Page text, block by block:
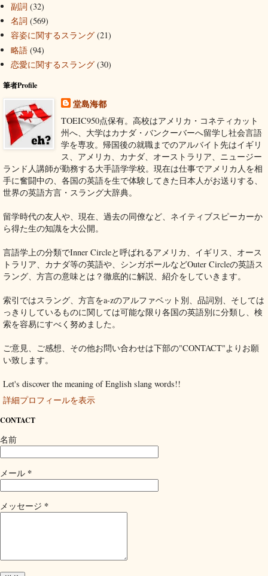
副詞 (32)
名詞 (569)
容姿に関するスラング (21)
略語 (94)
恋愛に関するスラング (30)
筆者Profile
堂島海都
TOEIC950点保有。高校はアメリカ・コネティカット
州へ、大学はカナダ・バンクーバーへ留学し社会言語
学を専攻。帰国後の就職までのアルバイト先はイギリ
ス、アメリカ、カナダ、オーストラリア、ニュージー
ランド人講師が勤務する大手語学学校。現在は仕事でアメリカ人を相
手に奮闘中の、各国の英語を生で体験してきた日本人がお送りする、
世界の英語方言・スラング大辞典。
留学時代の友人や、現在、過去の同僚など、ネイティブスピーカーか
ら得た生の知識を大公開。
言語学上の分類でInner Circleと呼ばれるアメリカ、イギリス、オース
トラリア、カナダ等の英語や、シンガポールなどOuter Circleの英語ス
ラング、方言の意味とは？徹底的に解説、紹介をしていきます。
索引ではスラング、方言をa-zのアルファベット別、品詞別、そしては
っきりしているものに関しては可能な限り各国の英語別に分類し、検
索を容易にすべく努めました。
ご意見、ご感想、その他お問い合わせは下部の"CONTACT"よりお願
い致します。
Let's discover the meaning of English slang words!!
詳細プロフィールを表示
CONTACT
名前
メール *
メッセージ *